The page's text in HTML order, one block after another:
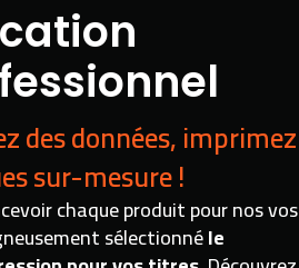
des données, imprimez
sur-mesure !
chaque produit pour nos vos
sélectionnéle